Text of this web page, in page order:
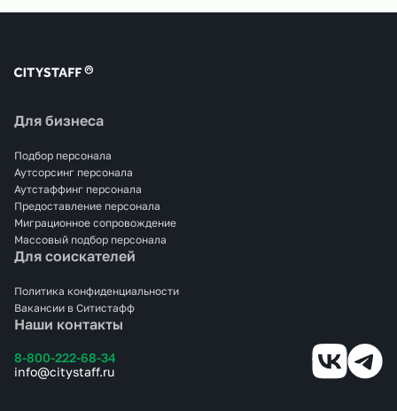
Наши контакты
8-800-222-68-34
info@citystaff.ru
Для бизнеса
Подбор персонала
Аутсорсинг персонала
Аутстаффинг персонала
Предоставление персонала
Миграционное сопровождение
Массовый подбор персонала
Для соискателей
Политика конфиденциальности
Вакансии в Ситистафф